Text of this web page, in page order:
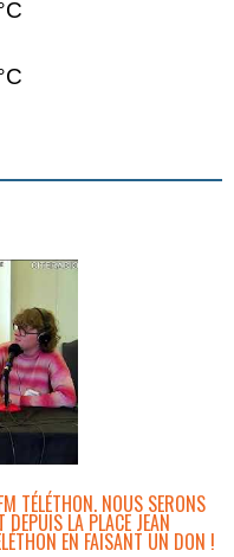
TÉLÉTHON. NOUS SERONS
LA PLACE JEAN
EN FAISANT UN DON !